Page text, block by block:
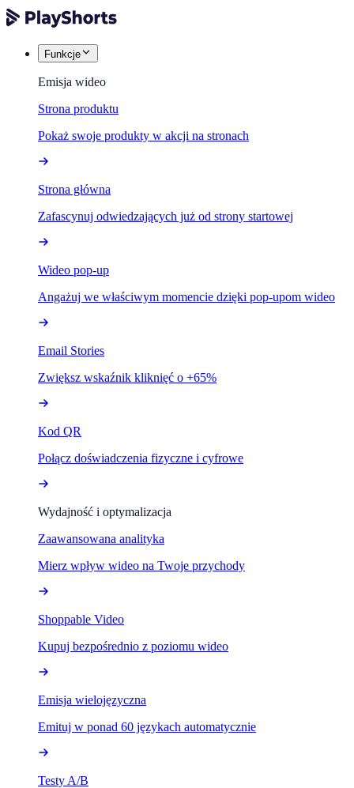
Funkcje
Emisja wideo
Strona produktu
Pokaż swoje produkty w akcji na stronach
Strona główna
Zafascynuj odwiedzających już od strony startowej
Wideo pop-up
Angażuj we właściwym momencie dzięki pop-upom wideo
Email Stories
Zwiększ wskaźnik kliknięć o +65%
Kod QR
Połącz doświadczenia fizyczne i cyfrowe
Wydajność i optymalizacja
Zaawansowana analityka
Mierz wpływ wideo na Twoje przychody
Shoppable Video
Kupuj bezpośrednio z poziomu wideo
Emisja wielojęzyczna
Emituj w ponad 60 językach automatycznie
Testy A/B